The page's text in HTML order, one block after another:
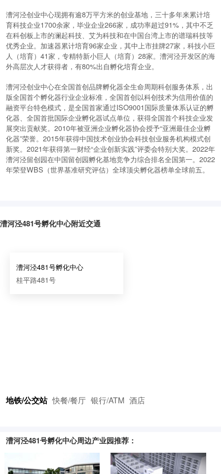
漕河泾创业中心现拥有逾8万平方米的创业基地，三十多年来累计培
育科技企业1700余家，毕业企业266家，成功率超过91%，其中不乏
在科创板上市的澜起科技、艾为科技和在中国台湾上市的谱瑞科技等
优秀企业。加速器累计培育96家企业，其中上市挂牌27家，科技小巨
人（培育）41家，专精特新小巨人（培育）28家。漕河泾开发区的海
外高层次人才获得者，有80%出自孵化培育企业。
漕河泾创业中心在全国首创品牌孵化器全生命周期科创服务体系，出
版全国首个孵化器行业企业标准，全国首创以科创技术为信用价值的
融资平台特色模式，是全国首家通过ISO9001国际质量体系认证的孵
化器、全国首批国际企业孵化器试点单位，获得全国首个科技企业发
展突出贡献奖。2010年被亚洲企业孵化器协会授予“亚洲最佳企业孵
化器”荣誉。2015年获得中国技术创业协会科技创业服务机构模式创
新奖。2021年获得第一财经“企业创新实践”评委会特别大奖。2022年
漕河泾留创园在中国留创园孵化基地竞争力综合排名全国第一。2022
年荣登WBS（世界基准研究评估）全球顶尖孵化器榜单全球前五。
漕河泾481号孵化中心附近交通
地铁/公交站 快餐/餐厅 银行/ATM 酒店
漕河泾481号孵化中心
桂平路481号
漕河泾481号孵化中心周边产业园推荐：